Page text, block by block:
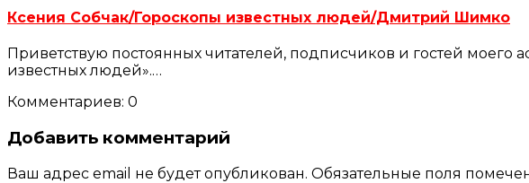
Ксения Собчак/Гороскопы известных людей/Дмитрий Шимко
Приветствую постоянных читателей, подписчиков и гостей моего
известных людей».…
Комментариев: 0
Добавить комментарий
Ваш адрес email не будет опубликован. Обязательные поля